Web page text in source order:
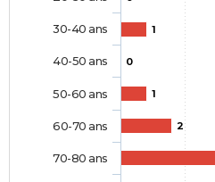
1
0
1
2
30-40 ans
40-50 ans
50-60 ans
60-70 ans
70-80 ans